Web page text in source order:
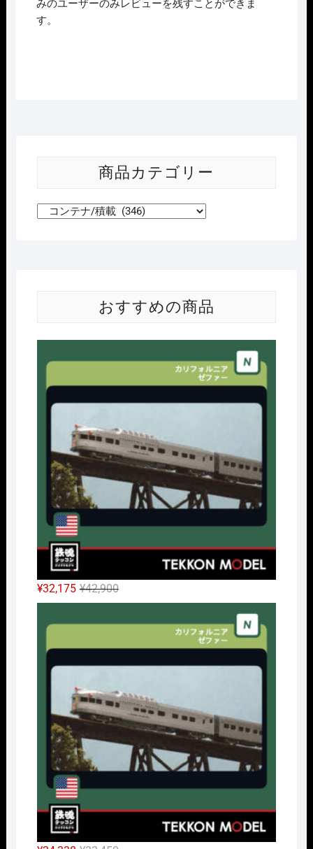
みのユーザーのみレビューを残すことができま
す。
商品カテゴリー
おすすめの商品
¥42,900元
の
価
し
た。
¥32,175
現
在
の
で
す。